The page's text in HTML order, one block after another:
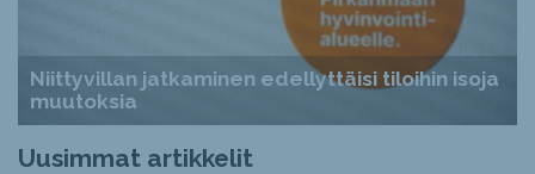
Niittyvillan jatkaminen edellyttäisi tiloihin isoja
muutoksia
Uusimmat artikkelit